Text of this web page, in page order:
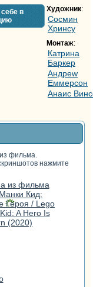
Художник:
Cосмин
Хринcу
Монтаж:
Катрина
Баркер
Андреw
Еммерсон
Анаис
в
фильма.
нажмите